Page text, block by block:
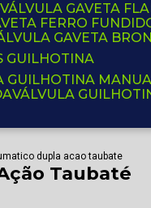
VÁLVULA GAVETA
FERRO
GAVETA
GUILHOTINA
GUILHOTINA
VÁLVULA
dupla acao taubate
Taubaté